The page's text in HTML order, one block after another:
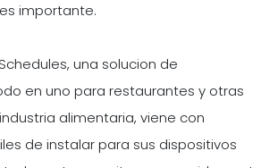
importante.
una solucion de
en uno para restaurantes y otras
alimentaria, viene con
de instalar para sus dispositivos